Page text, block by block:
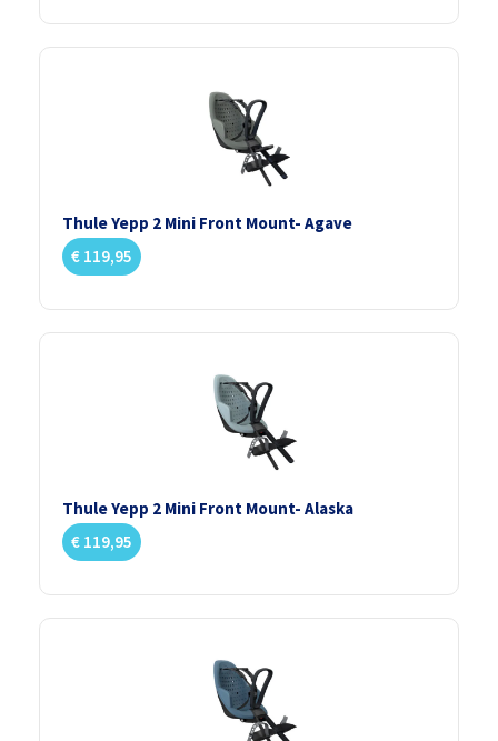
Thule Yepp 2 Mini Front Mount- Agave
€ 119,95
Thule Yepp 2 Mini Front Mount- Alaska
€ 119,95